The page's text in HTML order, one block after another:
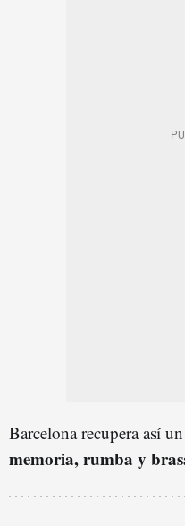
Barcelona recupera así
memoria, rumba y